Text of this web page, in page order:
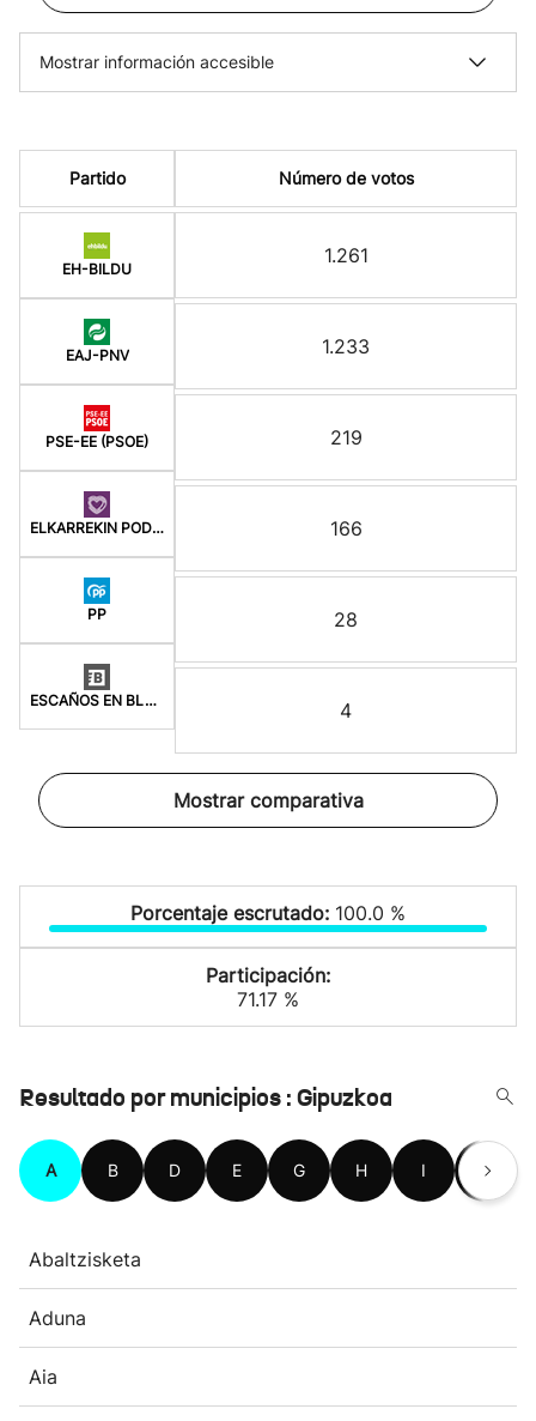
Mostrar información accesible
Partido
EH-BILDU
EAJ-PNV
PSE-EE (PSOE)
ELKARREKIN PODEMOS
PP
ESCAÑOS EN BLANCO
Número de votos
1.261
1.233
219
166
28
4
Mostrar comparativa
Porcentaje escrutado: 100.0 %
Participación:
71.17 %
Resultado por municipios : Gipuzkoa
A B D E G H I L
Abaltzisketa
Aduna
Aia